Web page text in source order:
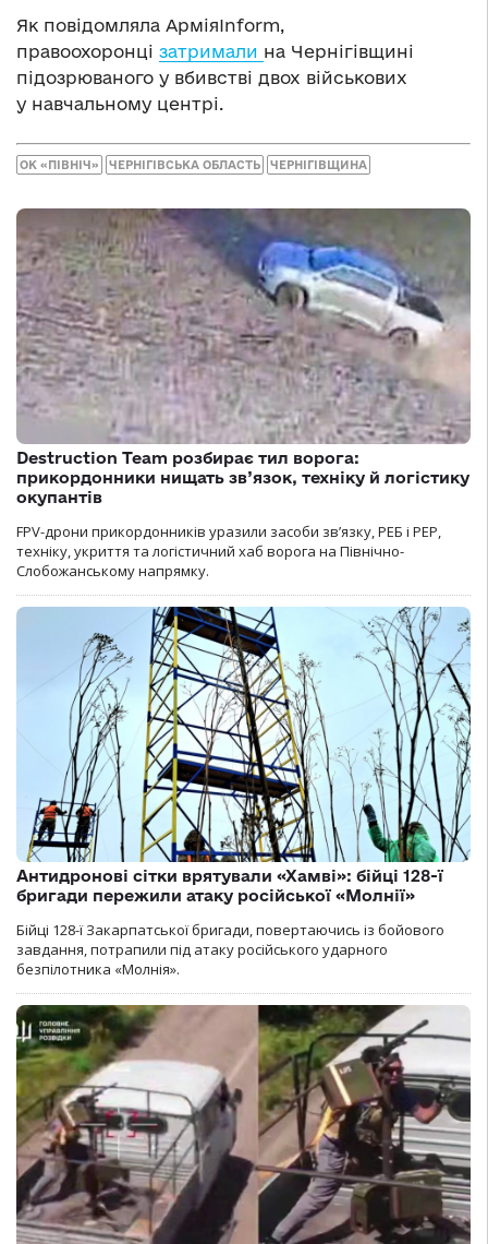
Як повідомляла АрміяInform,
правоохоронці затримали на Чернігівщині
підозрюваного у вбивстві двох військових
у навчальному центрі.
ОК «ПІВНІЧ» ЧЕРНІГІВСЬКА ОБЛАСТЬ ЧЕРНІГІВЩИНА
Destruction Team розбирає тил ворога:
прикордонники нищать зв’язок, техніку й логістику
окупантів
FPV-дрони прикордонників уразили засоби зв’язку, РЕБ і РЕР,
техніку, укриття та логістичний хаб ворога на Північно-
Слобожанському напрямку.
Антидронові сітки врятували «Хамві»: бійці 128-ї
бригади пережили атаку російської «Молнії»
Бійці 128-ї Закарпатської бригади, повертаючись із бойового
завдання, потрапили під атаку російського ударного
безпілотника «Молнія».